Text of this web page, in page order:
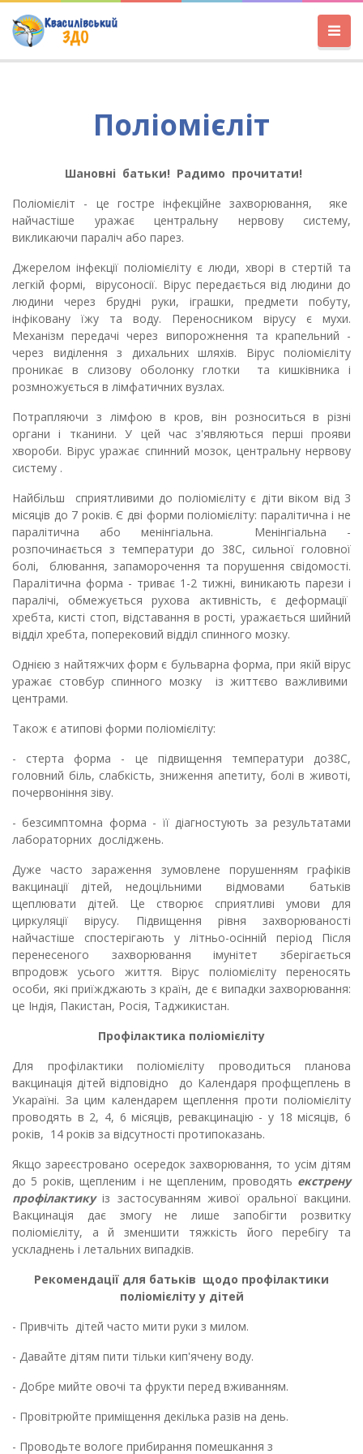
Поліомієліт
Шановні батьки! Радимо прочитати!
Поліомієліт - це гостре інфекційне захворювання, яке
найчастіше уражає центральну нервову систему,
викликаючи параліч або парез.
Джерелом інфекції поліомієліту є люди, хворі в стертій та
легкій формі, вірусоносії. Вірус передається від людини до
людини через брудні руки, іграшки, предмети побуту,
інфіковану їжу та воду. Переносником вірусу є мухи.
Механізм передачі через випорожнення та крапельний -
через виділення з дихальних шляхів. Вірус поліомієліту
проникає в слизову оболонку глотки та кишківника і
розмножується в лімфатичних вузлах.
Потрапляючи з лімфою в кров, він розноситься в різні
органи і тканини. У цей час з'являються перші прояви
хвороби. Вірус уражає спинний мозок, центральну нервову
систему .
Найбільш сприятливими до поліомієліту є діти віком від 3
місяців до 7 років. Є дві форми поліомієліту: паралітична і не
паралітична або менінгіальна. Менінгіальна -
розпочинається з температури до 38С, сильної головної
болі, блювання, запаморочення та порушення свідомості.
Паралітична форма - триває 1-2 тижні, виникають парези і
паралічі, обмежується рухова активність, є деформації
хребта, кисті стоп, відставання в рості, уражається шийний
відділ хребта, поперековий відділ спинного мозку.
Однією з найтяжчих форм є бульварна форма, при якій вірус
уражає стовбур спинного мозку із життєво важливими
центрами.
Також є атипові форми поліомієліту:
- стерта форма - це підвищення температури до38С,
головний біль, слабкість, зниження апетиту, болі в животі,
почервоніння зіву.
- безсимптомна форма - її діагностують за результатами
лабораторних досліджень.
Дуже часто зараження зумовлене порушенням графіків
вакцинації дітей, недоцільними відмовами батьків
щеплювати дітей. Це створює сприятливі умови для
циркуляції вірусу. Підвищення рівня захворюваності
найчастіше спостерігають у літньо-осінній період Після
перенесеного захворювання імунітет зберігається
впродовж усього життя. Вірус поліомієліту переносять
особи, які приїжджають з країн, де є випадки захворювання:
це Індія, Пакистан, Росія, Таджикистан.
Профілактика поліомієліту
Для профілактики поліомієліту проводиться планова
вакцинація дітей відповідно до Календаря профщеплень в
Укараїні. За цим календарем щеплення проти поліомієліту
проводять в 2, 4, 6 місяців, ревакцинацію - у 18 місяців, 6
років, 14 років за відсутності протипоказань.
Якщо зареєстровано осередок захворювання, то усім дітям
до 5 років, щепленим і не щепленим, проводять екстрену
профілактикуіз застосуванням живої оральної вакцини.
Вакцинація дає змогу не лише запобігти розвитку
поліомієліту, а й зменшити тяжкість його перебігу та
ускладнень і летальних випадків.
Рекомендації для батьків щодо профілактики
поліомієліту у дітей
- Привчіть дітей часто мити руки з милом.
- Давайте дітям пити тільки кип'ячену воду.
- Добре мийте овочі та фрукти перед вживанням.
- Провітрюйте приміщення декілька разів на день.
- Проводьте вологе прибирання помешкання з